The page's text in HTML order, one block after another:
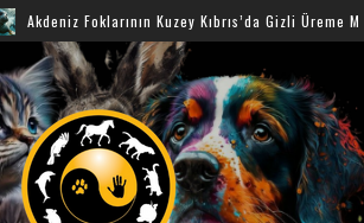
Foklarının Kuzey Kıbrıs’da Gizli Üreme Mağaraları